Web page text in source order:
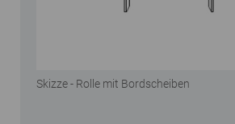
Skizze - Rolle mit Bordscheiben